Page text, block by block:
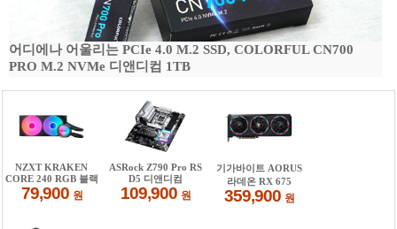
어디에나 어울리는 PCIe 4.0 M.2 SSD, COLORFUL CN700
PRO M.2 NVMe 디앤디컴 1TB